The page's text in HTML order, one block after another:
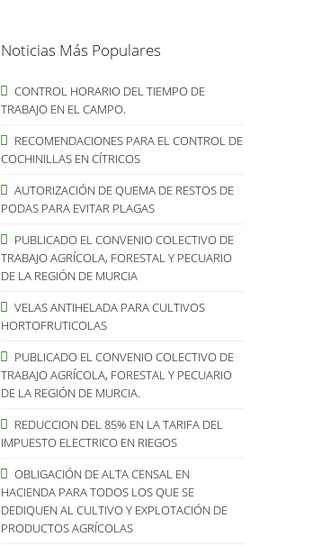
Noticias Más Populares
CONTROL HORARIO DEL TIEMPO DE
TRABAJO EN EL CAMPO.
RECOMENDACIONES PARA EL CONTROL DE
COCHINILLAS EN CÍTRICOS
AUTORIZACIÓN DE QUEMA DE RESTOS DE
PODAS PARA EVITAR PLAGAS
PUBLICADO EL CONVENIO COLECTIVO DE
TRABAJO AGRÍCOLA, FORESTAL Y PECUARIO
DE LA REGIÓN DE MURCIA
VELAS ANTIHELADA PARA CULTIVOS
HORTOFRUTICOLAS
PUBLICADO EL CONVENIO COLECTIVO DE
TRABAJO AGRÍCOLA, FORESTAL Y PECUARIO
DE LA REGIÓN DE MURCIA.
REDUCCION DEL 85% EN LA TARIFA DEL
IMPUESTO ELECTRICO EN RIEGOS
OBLIGACIÓN DE ALTA CENSAL EN
HACIENDA PARA TODOS LOS QUE SE
DEDIQUEN AL CULTIVO Y EXPLOTACIÓN DE
PRODUCTOS AGRÍCOLAS